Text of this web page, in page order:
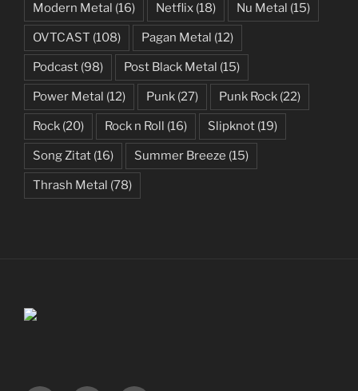
Modern Metal (16) Netflix (18) Nu Metal (15)
OVTCAST (108) Pagan Metal (12)
Podcast (98) Post Black Metal (15)
Power Metal (12) Punk (27) Punk Rock (22)
Rock (20) Rock n Roll (16) Slipknot (19)
Song Zitat (16) Summer Breeze (15)
Thrash Metal (78)